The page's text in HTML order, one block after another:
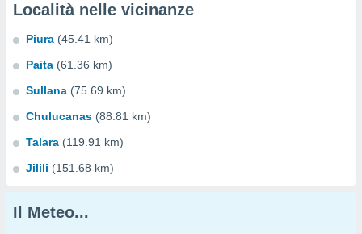
Località nelle vicinanze
Piura (45.41 km)
Paita (61.36 km)
Sullana (75.69 km)
Chulucanas (88.81 km)
Talara (119.91 km)
Jilili (151.68 km)
Il Meteo...